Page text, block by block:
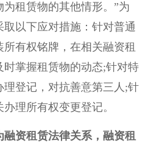
租赁物的其他情形。”为
以下应对措施：针对普通
有权铭牌，在相关融资租
掌握租赁物的动态;针对特
登记，对抗善意第三人;针
理所有权变更登记。
资租赁法律关系，融资租